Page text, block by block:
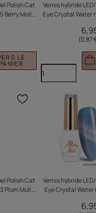
Polish Cat
Berry Molly
LE
PANIER
Vernis hybride
Eye Crystal Water
(0,87
Polish Cat
Plum Molly
Cliquez
Vernis hybride
Eye Crystal Water